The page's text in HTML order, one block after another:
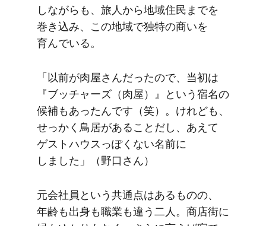
しながらも、​旅人から​地域住民までを​
巻き込み、​この​地域で​独特の​商いを​
育んでいる。
「以前が​肉屋さんだったので、​当初は​
『ブッチャーズ​（肉屋）』と​いう​宿名の​
候補も​あったんです​（笑）。​けれども、​
せっかく​鳥居が​ある​ことだし、​あえて​
ゲストハウスっぽくない​名前に​
しました」​（野口さん）
元会社員と​いう​共通点は​ある​ものの、​
年齢も​出身も​職業も​違う​二人。​商店街に​